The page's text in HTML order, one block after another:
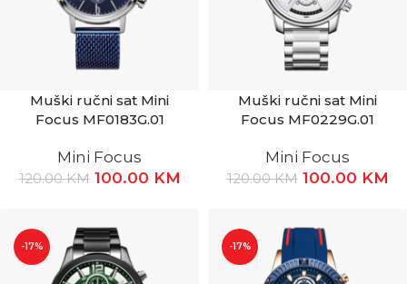
Muški ručni sat Mini
Focus MF0183G.01
Mini Focus
120.00KM 100.00 KM
Muški ručni sat Mini
Focus MF0229G.01
Mini Focus
120.00KM 100.00 KM
-17% -17%